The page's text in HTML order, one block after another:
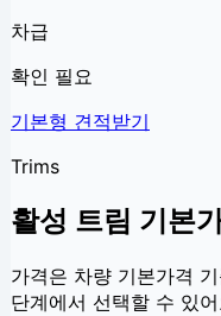
차급
확인 필요
기본형 견적받기
Trims
활성 트림 기본
가격은 차량 기본가격
단계에서 선택할 수 있